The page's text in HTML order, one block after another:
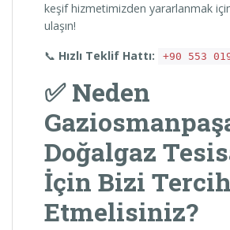
keşif hizmetimizden yararlanmak
ulaşın!
📞 Hızlı Teklif Hattı: +90 553
✅ Neden
Doğalgaz
İçin Bizi Tercih
Etmelisiniz?